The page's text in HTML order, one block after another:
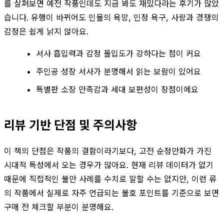
를 살펴보면 예전 작품인데도 지금 봐도 재밌다라는 후기가 많았
습니다. 유행이 바뀌어도 인물의 욕망, 인정 욕구, 사랑과 경쟁의
감정은 쉽게 낡지 않아요.
서사 흡입력과 감정 몰입도가 강하다는 점이 커요
주인공 성장 서사가 분명해서 읽는 보람이 있어요
특별판 소장 만족감과 세대 보편성이 장점이에요
리뷰 기반 단점 및 주의사항
이 책의 단점은 작품의 결함이라기보다, 고전 순정만화가 가진
시대적 특성에서 오는 경우가 많아요. 현재 리뷰 데이터가 없기
때문에 직접적인 불만 사례를 수치로 말할 수는 없지만, 이런 류
의 작품에서 실제로 자주 언급되는 불호 포인트를 기준으로 보면
구매 전 체크할 부분이 분명해요.